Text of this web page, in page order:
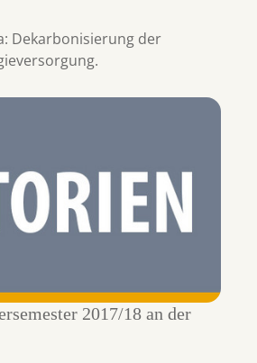
Dekarbonisierung der
2017/18 an der